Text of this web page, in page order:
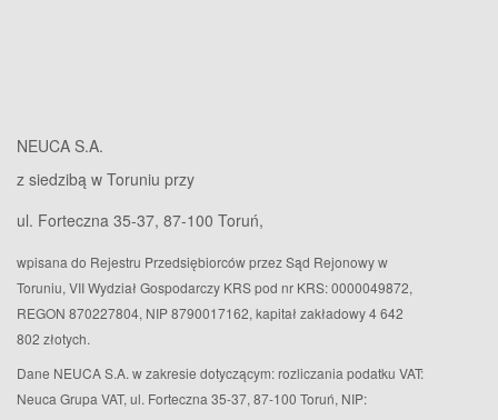
NEUCA S.A.
z siedzibą w Toruniu przy
ul. Forteczna 35-37, 87-100 Toruń,
wpisana do Rejestru Przedsiębiorców przez Sąd Rejonowy w
Toruniu, VII Wydział Gospodarczy KRS pod nr KRS: 0000049872,
REGON 870227804, NIP 8790017162, kapitał zakładowy 4 642
802 złotych.
Dane NEUCA S.A. w zakresie dotyczącym: rozliczania podatku VAT:
Neuca Grupa VAT, ul. Forteczna 35-37, 87-100 Toruń, NIP: